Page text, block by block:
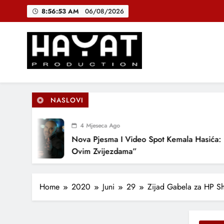
8:56:54 AM 06/08/2026
Hayat Production
Promocija domaće muzike
NASLOVI
4 Mjeseca Ago
Nova Pjesma I Video Spot Kemala Hasića:
Ovim Zvijezdama”
Home 2020 Juni 29 Zijad Gabela za HP